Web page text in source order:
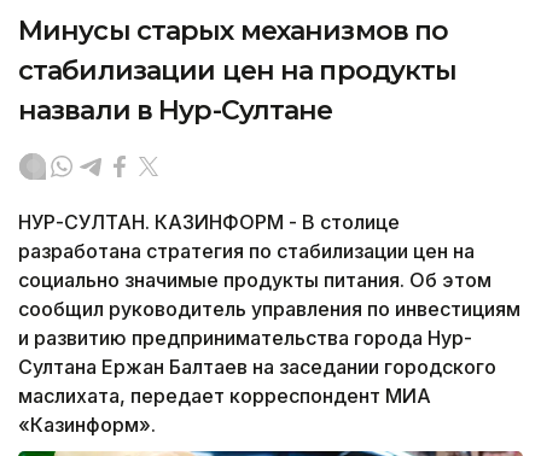
Минусы старых механизмов по
стабилизации цен на продукты
назвали в Нур-Султане
НУР-СУЛТАН. КАЗИНФОРМ - В столице
разработана стратегия по стабилизации цен на
социально значимые продукты питания. Об этом
сообщил руководитель управления по инвестициям
и развитию предпринимательства города Нур-
Султана Ержан Балтаев на заседании городского
маслихата, передает корреспондент МИА
«Казинформ».